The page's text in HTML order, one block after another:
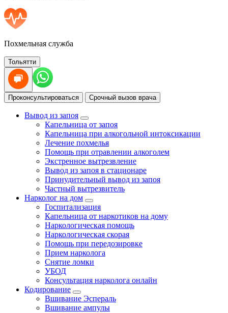
Похмельная служба
Тольятти
Проконсультироваться Срочный вызов врача
Вывод из запоя
Капельница от запоя
Капельница при алкогольной интоксикации
Лечение похмелья
Помощь при отравлении алкоголем
Экстренное вытрезвление
Вывод из запоя в стационаре
Принудительный вывод из запоя
Частный вытрезвитель
Нарколог на дом
Госпитализация
Капельница от наркотиков на дому
Наркологическая помощь
Наркологическая скорая
Помощь при передозировке
Прием нарколога
Снятие ломки
УБОД
Консультация нарколога онлайн
Кодирование
Вшивание Эспераль
Вшивание ампулы